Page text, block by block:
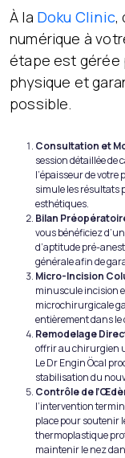
À la Doku Clinic,
numérique à
étape est gérée
physique et
possible.
Consultation et
session détaillée de
l’épaisseur de votre
simule les résultats
esthétiques.
Bilan
vous bénéficiez
d’aptitude pré-
générale afin de
Micro-Incision
minuscule incision
microchirurgicale
entièrement dans le
Remodelage
offrir au chirurgien
Le Dr Engin Öcal
stabilisation du
Contrôle de
l’intervention
place pour soutenir
thermoplastique
maintenir le nez